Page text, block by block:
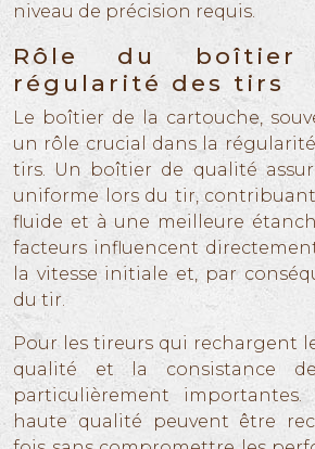
niveau de précision requis.
Rôle du
régularité des tirs
Le boîtier de la cartouche,
un rôle crucial dans la
tirs. Un boîtier de qualité
uniforme lors du tir,
fluide et à une meilleure
facteurs influencent
la vitesse initiale et, par
du tir.
Pour les tireurs qui rechargent
qualité et la consistance
particulièrement
haute qualité peuvent être